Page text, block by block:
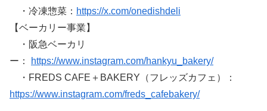
・冷凍惣菜： https://x.com/onedishdeli
【ベーカリー事業】
・阪急ベーカリ
ー：
https://www.instagram.com/hankyu_bakery/
・FREDS CAFE＋BAKERY（フレッズカフェ）：
https://www.instagram.com/freds_cafebakery/